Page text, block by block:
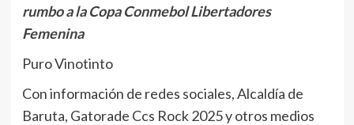
rumbo a la Copa Conmebol Libertadores
Femenina
Puro Vinotinto
Con información de redes sociales, Alcaldía de
Baruta, Gatorade Ccs Rock 2025 y otros medios